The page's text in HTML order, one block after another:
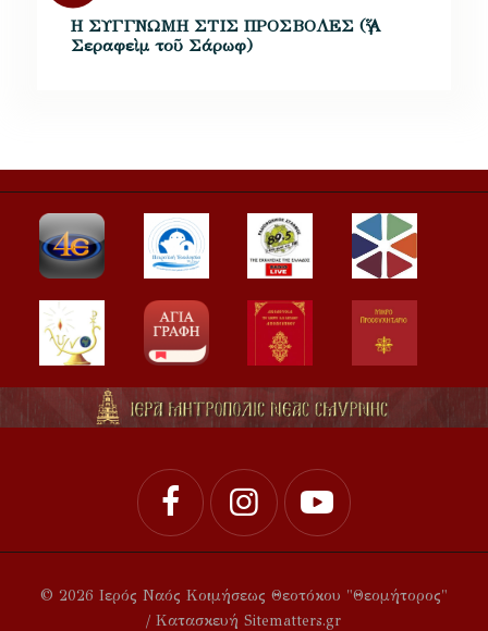
Η ΣΥΓΓΝΩΜΗ ΣΤΙΣ ΠΡΟΣΒΟΛΕΣ (Ἅγ.
Σεραφεὶμ τοῦ Σάρωφ)
© 2026 Ιερός Ναός Κοιμήσεως Θεοτόκου "Θεομήτορος"
/ Κατασκευή Sitematters.gr